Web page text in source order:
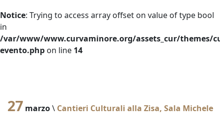
Notice: Trying to access array offset on value of type bool
in
/var/www/www.curvaminore.org/assets_cur/themes/
evento.php on line 14
27 marzo\ Cantieri Culturali alla Zisa, Sala Michele